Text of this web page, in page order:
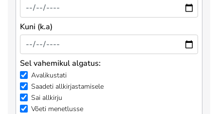
Kuni (k.a)
Sel vahemikul algatus:
Avalikustati
Saadeti allkirjastamisele
Sai allkirju
Võeti menetlusse